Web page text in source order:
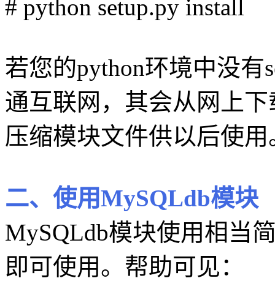
# python setup.py install
若您的python环境中没有
通互联网，其会从网上下
压缩模块文件供以后使用
二、使用MySQLdb模块
MySQLdb模块使用相当
即可使用。帮助可见：